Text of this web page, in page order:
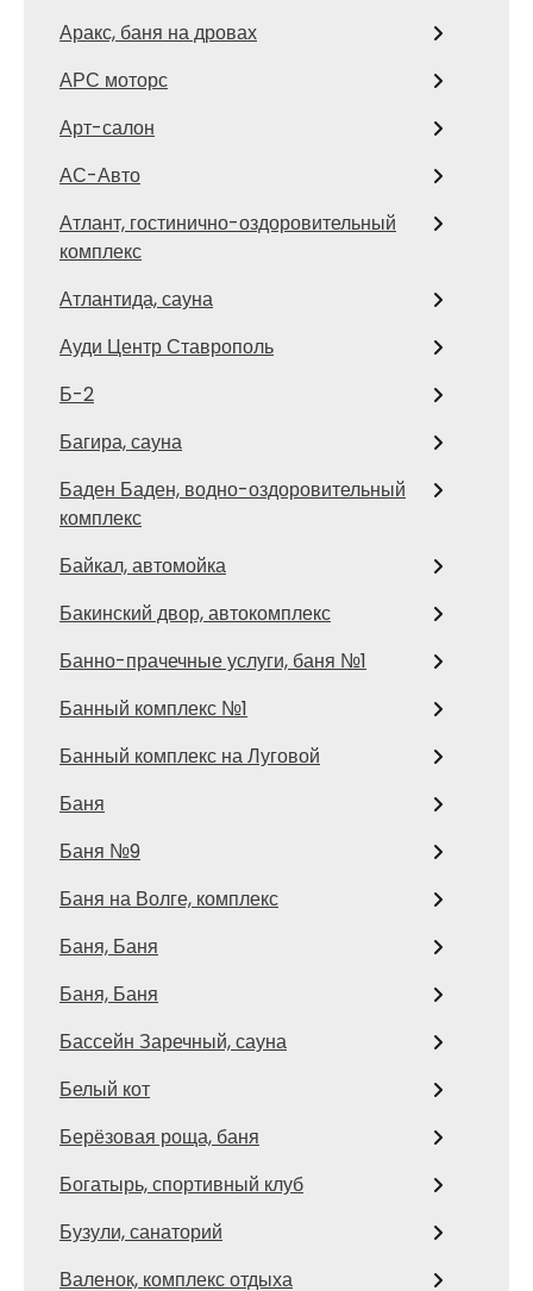
Аракс, баня на дровах
АРС моторс
Арт-салон
АС-Авто
Атлант, гостинично-оздоровительный
комплекс
Атлантида, сауна
Ауди Центр Ставрополь
Б-2
Багира, сауна
Баден Баден, водно-оздоровительный
комплекс
Байкал, автомойка
Бакинский двор, автокомплекс
Банно-прачечные услуги, баня №1
Банный комплекс №1
Банный комплекс на Луговой
Баня
Баня №9
Баня на Волге, комплекс
Баня, Баня
Баня, Баня
Бассейн Заречный, сауна
Белый кот
Берёзовая роща, баня
Богатырь, спортивный клуб
Бузули, санаторий
Валенок, комплекс отдыха